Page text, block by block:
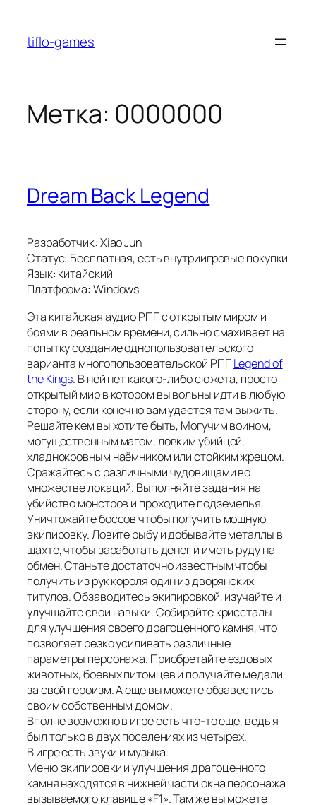
содержимому
tiflo-games
Метка: 0000000
Dream Back Legend
Разработчик: Xiao Jun
Статус: Бесплатная, есть внутриигровые покупки
Язык: китайский
Платформа: Windows
Эта китайская аудио РПГ с открытым миром и
боями в реальном времени, сильно смахивает на
попытку создание однопользовательского
варианта многопользовательской РПГLegend of
the Kings. В ней нет какого-либо сюжета, просто
открытый мир в котором вы вольны идти в любую
сторону, если конечно вам удастся там выжить.
Решайте кем вы хотите быть, Могучим воином,
могущественным магом, ловким убийцей,
хладнокровным наёмником или стойким жрецом.
Сражайтесь с различными чудовищами во
множестве локаций. Выполняйте задания на
убийство монстров и проходите подземелья.
Уничтожайте боссов чтобы получить мощную
экипировку. Ловите рыбу и добывайте металлы в
шахте, чтобы заработать денег и иметь руду на
обмен. Станьте достаточно известным чтобы
получить из рук короля один из дворянских
титулов. Обзаводитесь экипировкой, изучайте и
улучшайте свои навыки. Собирайте криссталы
для улучшения своего драгоценного камня, что
позволяет резко усиливать различные
параметры персонажа. Приобретайте ездовых
животных, боевых питомцев и получайте медали
за свой героизм. А еще вы можете обзавестись
своим собственным домом.
Вполне возможно в игре есть что-то еще, ведь я
был только в двух поселениях из четырех.
В игре есть звуки и музыка.
Меню экипировки и улучшения драгоценного
камня находятся в нижней части окна персонажа
вызываемого клавише «F1». Там же вы можете